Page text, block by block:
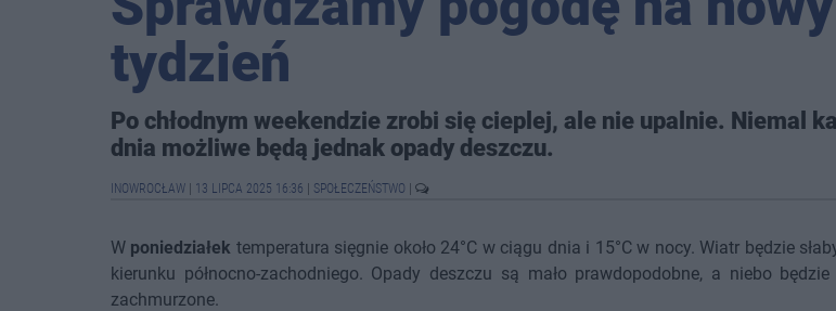
tydzień
Po chłodnym weekendzie zrobi się cieplej, ale nie upalnie. Niemal
dnia możliwe będą jednak opady deszczu.
INOWROCŁAW 13 LIPCA 2025 16:36 SPOŁECZEŃSTWO
W poniedziałek temperatura sięgnie około 24°C w ciągu dnia i 15°C w nocy. Wiatr będzie
kierunku północno-zachodniego. Opady deszczu są mało prawdopodobne, a niebo będzie
zachmurzone.